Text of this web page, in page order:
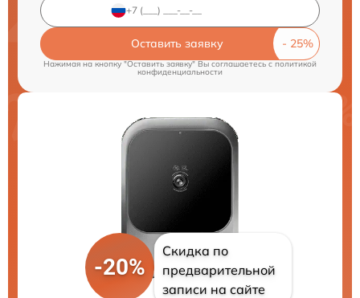
Оставить заявку
Нажимая на кнопку "Оставить заявку" Вы соглашаетесь cполитикой
конфиденциальности
-20%
Скидка по
предварительной
записи на сайте